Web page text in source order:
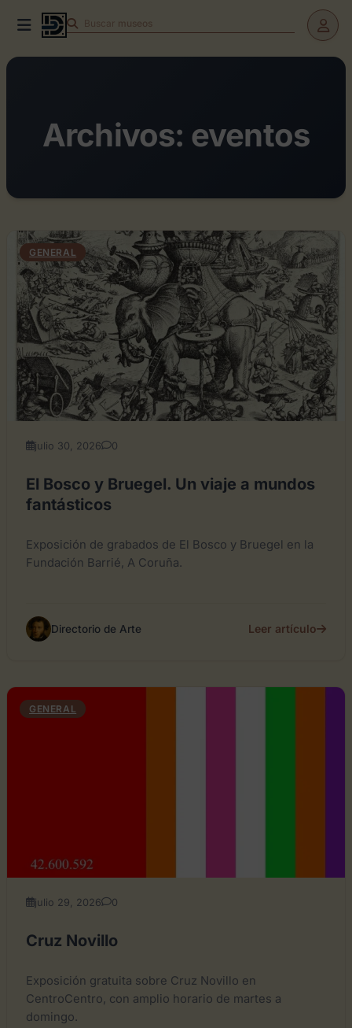
Buscar museos
Archivos: eventos
GENERAL
julio 30, 2026 0
El Bosco y Bruegel. Un viaje a mundos
fantásticos
Exposición de grabados de El Bosco y Bruegel en la
Fundación Barrié, A Coruña.
Directorio de Arte Leer artículo
GENERAL
julio 29, 2026 0
Cruz Novillo
Exposición gratuita sobre Cruz Novillo en
CentroCentro, con amplio horario de martes a
domingo.